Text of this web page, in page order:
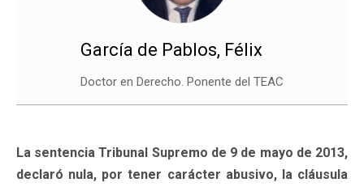
García de Pablos, Félix
Doctor en Derecho. Ponente del TEAC
La sentencia Tribunal Supremo de 9 de mayo de 2013,
declaró nula, por tener carácter abusivo, la cláusula